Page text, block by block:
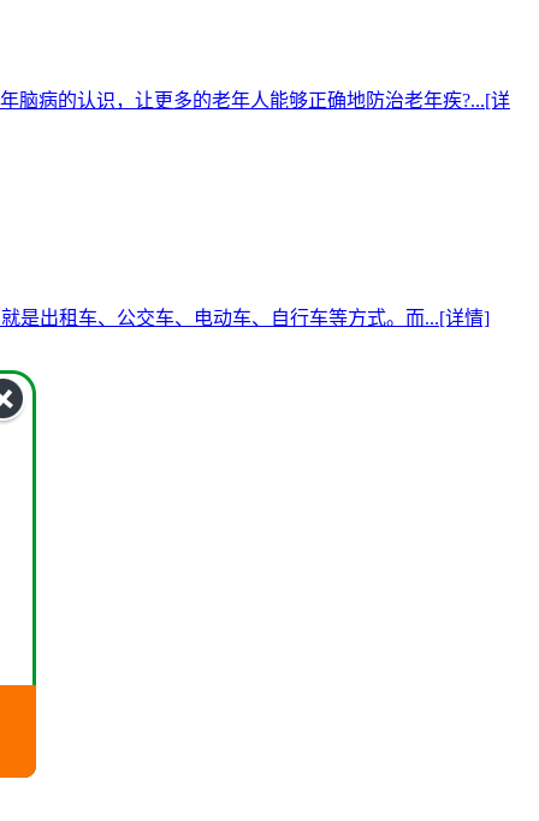
脑病的认识，让更多的老年人能够正确地防治老年疾?...[详
是出租车、公交车、电动车、自行车等方式。而...[详情]